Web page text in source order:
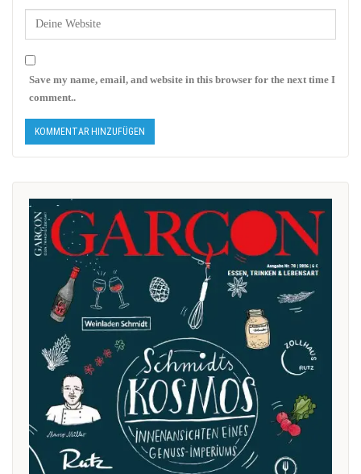
Save my name, email, and website in this browser for the next time I
comment..